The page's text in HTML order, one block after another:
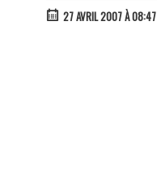
27 AVRIL 2007 À 08:47